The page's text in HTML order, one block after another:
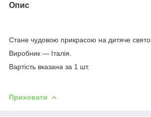
Опис
Стане чудовою прикрасою на дитяче свято.
Виробник — Італія.
Вартість вказана за 1 шт.
Приховати